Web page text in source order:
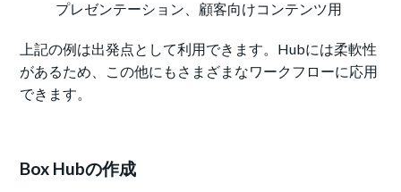
プレゼンテーション、顧客向けコンテンツ用
上記の例は出発点として利用できます。Hubには柔軟性
があるため、この他にもさまざまなワークフローに応用
できます。
Box Hubの作成